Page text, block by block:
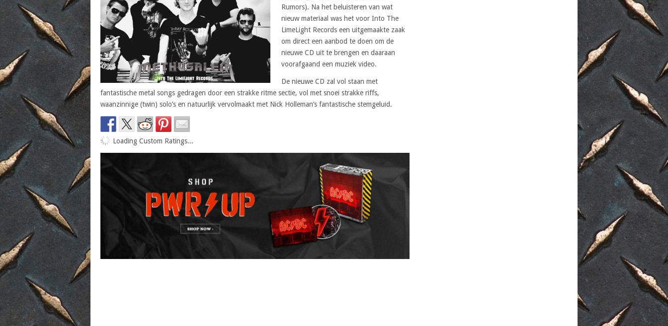
Rumors). Na het beluisteren van wat
nieuw materiaal was het voor Into The
LimeLight Records een uitgemaakte zaak
om direct een aanbod te doen om de
nieuwe CD uit te brengen en daaraan
voorafgaand een muziek video.
De nieuwe CD zal vol staan met
fantastische metal songs gedragen door een strakke ritme sectie, vol met snoei strakke riffs,
waanzinnige (twin) solo’s en natuurlijk vervolmaakt met Nick Holleman’s fantastische stemgeluid.
Loading Custom Ratings...